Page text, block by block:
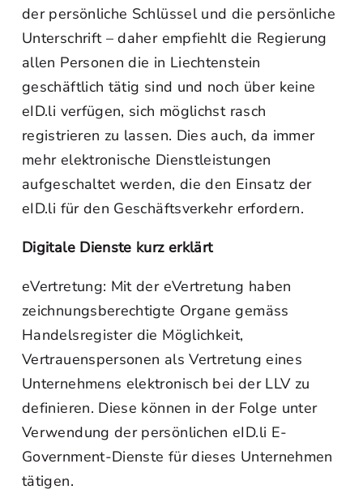
der persönliche Schlüssel und die persönliche
Unterschrift – daher empfiehlt die Regierung
allen Personen die in Liechtenstein
geschäftlich tätig sind und noch über keine
eID.li verfügen, sich möglichst rasch
registrieren zu lassen. Dies auch, da immer
mehr elektronische Dienstleistungen
aufgeschaltet werden, die den Einsatz der
eID.li für den Geschäftsverkehr erfordern.
Digitale Dienste kurz erklärt
eVertretung: Mit der eVertretung haben
zeichnungsberechtigte Organe gemäss
Handelsregister die Möglichkeit,
Vertrauenspersonen als Vertretung eines
Unternehmens elektronisch bei der LLV zu
definieren. Diese können in der Folge unter
Verwendung der persönlichen eID.li E-
Government-Dienste für dieses Unternehmen
tätigen.